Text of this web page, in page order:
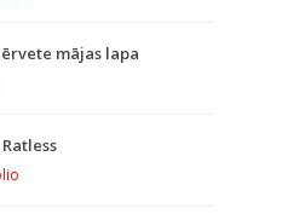
mājas lapa